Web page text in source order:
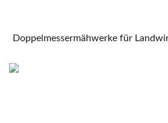
Doppelmessermähwerke für